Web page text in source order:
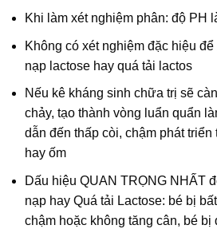
Khi làm xét nghiệm phân: độ PH
Không có xét nghiệm đặc hiệu
nạp lactose hay quá tải lactos
Nếu kê kháng sinh chữa trị sẽ
chảy, tạo thành vòng luẩn quẩn
dẫn đến thấp còi, chậm phát triển
hay ốm
Dấu hiệu QUAN TRỌNG NHẤT
nạp hay Quá tải Lactose: bé bị
chậm hoặc không tăng cân, bé bị